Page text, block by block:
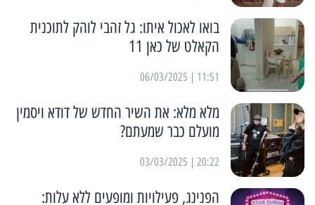
בואו לאכול איתו: גל זהבי לוהק לתוכנית
הקאלט של כאן 11
11:51 | 06/03/2025
מלא מלא: את השיר החדש של דודא ויסמין
מועלם כבר שמעתם?
20:22 | 03/03/2025
הפנינג, פעילויות ומופעים ללא עלות: